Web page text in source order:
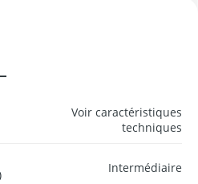
Voir caractéristiques
techniques
Intermédiaire